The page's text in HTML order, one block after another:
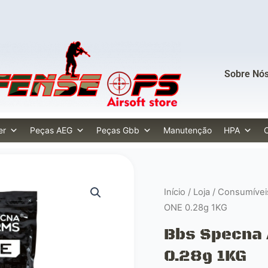
Sobre
Peças AEG Peças Gbb Manutenção HPA
Início / Loja /
ONE 0.28g 1KG
Bbs Specna
0.28g 1KG